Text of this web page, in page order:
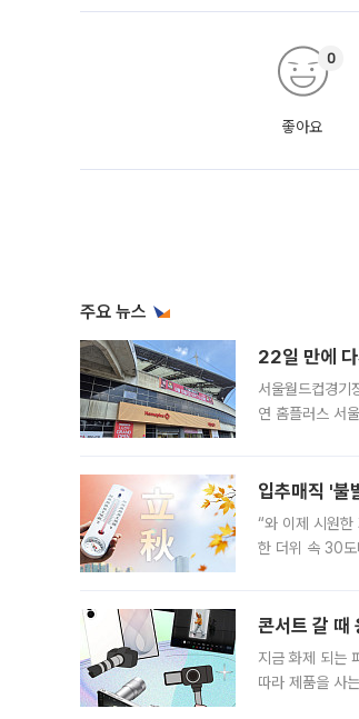
좋아요
0
주요 뉴스
22일 만에
서울월드컵경
연 홈플러스 서
입추매직 '불
“와 이제 시원
한 더위 속 30도
콘서트 갈 때
지금 화제 되는
따라 제품을 사